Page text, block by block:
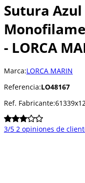
Sutura
- LORCA
Marca:LORCA MARIN
Referencia:LO48167
Ref. Fabricante:61339x12
3/5 2 opiniones de